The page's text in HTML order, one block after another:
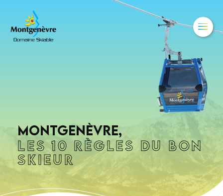
Montgenèvre,
LES 10 Règles du bon
skieur
CHANGER DE LANGUE